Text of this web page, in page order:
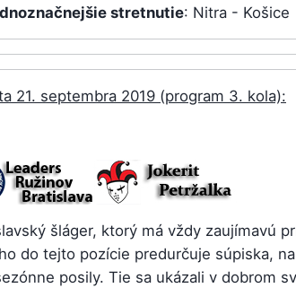
stretnutie: Nitra - Košice
21. septembra 2019 (program 3. kola):
šláger, ktorý má vždy zaujímavú
do tejto pozície predurčuje súpiska,
posily. Tie sa ukázali v dobrom